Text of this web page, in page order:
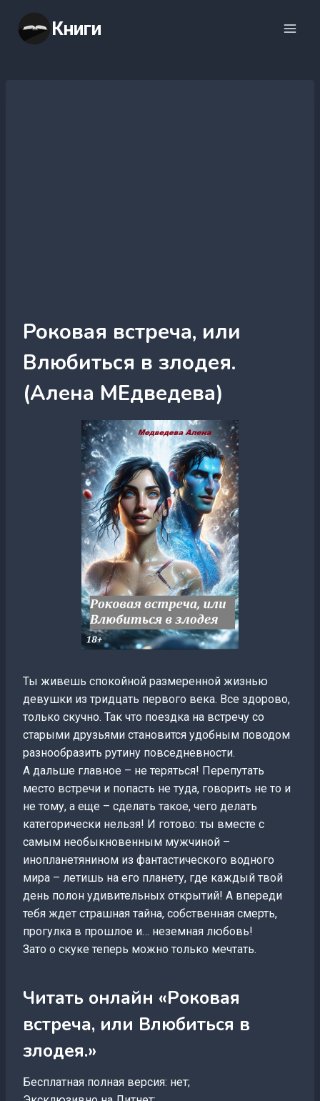
содержимому
Книги
Роковая встреча, или
Влюбиться в злодея.
(Алена МЕдведева)
Ты живешь спокойной размеренной жизнью
девушки из тридцать первого века. Все здорово,
только скучно. Так что поездка на встречу со
старыми друзьями становится удобным поводом
разнообразить рутину повседневности.
А дальше главное – не теряться! Перепутать
место встречи и попасть не туда, говорить не то и
не тому, а еще – сделать такое, чего делать
категорически нельзя! И готово: ты вместе с
самым необыкновенным мужчиной –
инопланетянином из фантастического водного
мира – летишь на его планету, где каждый твой
день полон удивительных открытий! А впереди
тебя ждет страшная тайна, собственная смерть,
прогулка в прошлое и… неземная любовь!
Зато о скуке теперь можно только мечтать.
Читать онлайн «Роковая
встреча, или Влюбиться в
злодея.»
Бесплатная полная версия: нет;